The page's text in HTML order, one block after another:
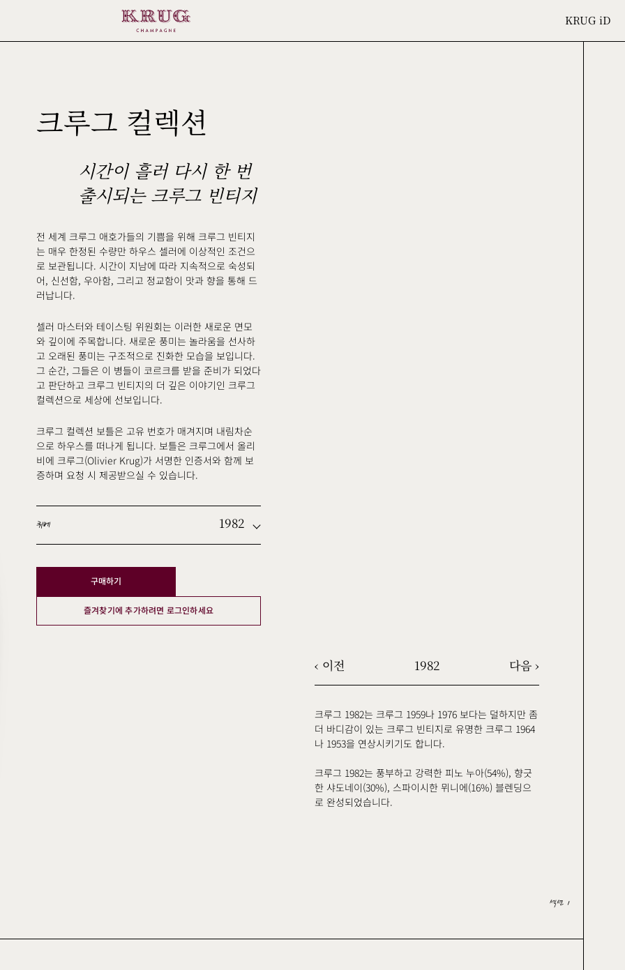
KRUGiD
크루그 컬렉션
시간이 흘러 다시 한 번
출시되는 크루그 빈티지
전 세계 크루그 애호가들의 기쁨을 위해 크루그 빈티지
는 매우 한정된 수량만 하우스 셀러에 이상적인 조건으
로 보관됩니다. 시간이 지남에 따라 지속적으로 숙성되
어, 신선함, 우아함, 그리고 정교함이 맛과 향을 통해 드
러납니다.
셀러 마스터와 테이스팅 위원회는 이러한 새로운 면모
와 깊이에 주목합니다. 새로운 풍미는 놀라움을 선사하
고 오래된 풍미는 구조적으로 진화한 모습을 보입니다.
그 순간, 그들은 이 병들이 코르크를 받을 준비가 되었다
고 판단하고 크루그 빈티지의 더 깊은 이야기인 크루그
컬렉션으로 세상에 선보입니다.
크루그 컬렉션 보틀은 고유 번호가 매겨지며 내림차순
으로 하우스를 떠나게 됩니다. 보틀은 크루그에서 올리
비에 크루그(Olivier Krug)가 서명한 인증서와 함께 보
증하며 요청 시 제공받으실 수 있습니다.
퀴베 1982
구매하기
즐겨찾기에 추가하려면 로그인하세요
‹ 이전 1982 다음 ›
크루그 1982는 크루그 1959나 1976 보다는 덜하지만 좀
더 바디감이 있는 크루그 빈티지로 유명한 크루그 1964
나 1953을 연상시키기도 합니다.
크루그 1982는 풍부하고 강력한 피노 누아(54%), 향긋
한 샤도네이(30%), 스파이시한 뮈니에(16%) 블렌딩으
로 완성되었습니다.
섹션 1